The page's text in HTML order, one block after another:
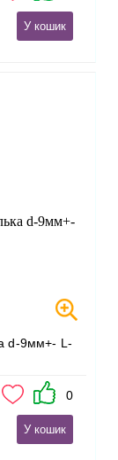
У кошик
0
У кошик